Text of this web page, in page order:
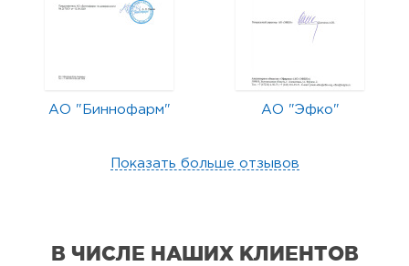
АО "Биннофарм" АО "Эфко"
Показать больше отзывов
В ЧИСЛЕ НАШИХ КЛИЕНТОВ